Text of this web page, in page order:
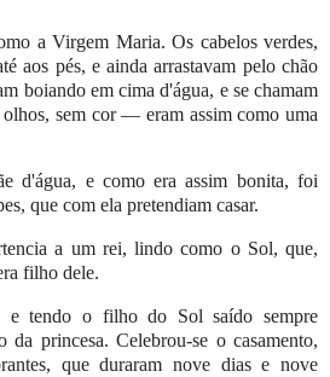
a Virgem Maria. Os cabelos verdes,
aos pés, e ainda arrastavam pelo chão
boiando em cima d'água, e se chamam
sem cor — eram assim como uma
d'água, e como era assim bonita, foi
que com ela pretendiam casar.
a um rei, lindo como o Sol, que,
filho dele.
e tendo o filho do Sol saído sempre
da princesa. Celebrou-se o casamento,
que duraram nove dias e nove